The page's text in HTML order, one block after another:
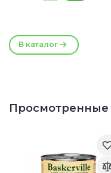
В каталог
Просмотренные